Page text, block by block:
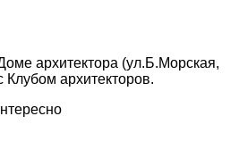
архитектора (ул.Б.Морская,
Клубом архитекторов.